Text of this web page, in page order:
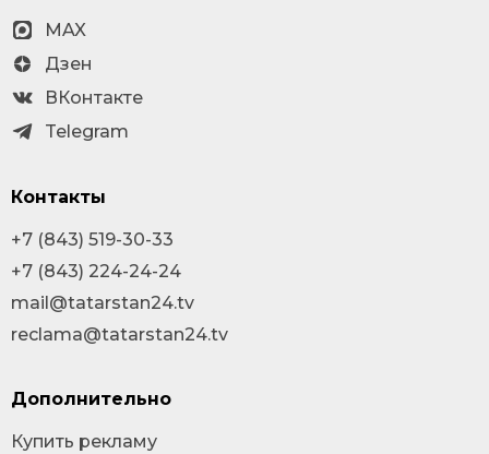
MAX
Дзен
ВКонтакте
Telegram
Контакты
+7 (843) 519-30-33
+7 (843) 224-24-24
mail@tatarstan24.tv
reclama@tatarstan24.tv
Дополнительно
Купить рекламу